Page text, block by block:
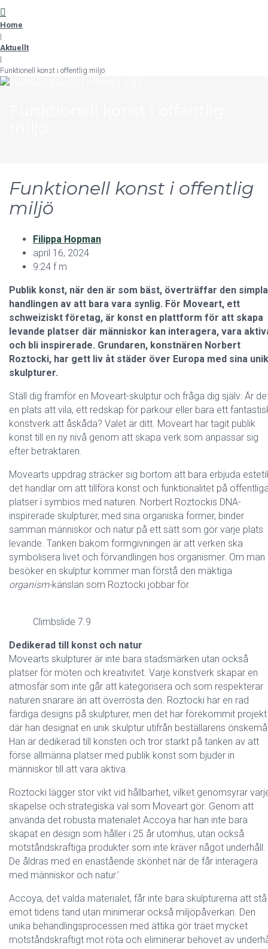
Home
|
Aktuellt
|
Funktionell konst i offentlig miljö
Funktionell konst i offentlig
miljö
Filippa Hopman
april 16, 2024
9:24 f m
Publik konst, när den är som bäst, överträffar den simpla
handlingen av att bara vara synlig. För Moveart, ett
schweiziskt företag, är konst en plattform för att skapa
levande platser där människor kan interagera, vara
och bli inspirerade. Grundaren, konstnären Norbert
Roztocki, har gett liv åt städer över Europa med sina
skulpturer.
Ställ dig framför en Moveart-skulptur och fråga dig själv: Är
en plats att vila, ett redskap för parkour eller bara ett
konstverk att åskåda? Valet är ditt. Moveart har tagit publik
konst till en ny nivå genom att skapa verk som anpassar sig
efter betraktaren.
Movearts uppdrag sträcker sig bortom att bara erbjuda
det handlar om att tillföra konst och funktionalitet på
platser i symbios med naturen. Norbert Roztockis DNA-
inspirerade skulpturer, med sina organiska former, binder
samman människor och natur på ett sätt som gör varje plats
levande. Tanken bakom formgivningen är att verken ska
symbolisera livet och förvandlingen hos organismer. Om man
besöker en skulptur kommer man förstå den mäktiga
organism-känslan som Roztocki jobbar för.
Climbslide 7.9
Dedikerad till konst och natur
Movearts skulpturer är inte bara stadsmärken utan också
platser för möten och kreativitet. Varje konstverk skapar en
atmosfär som inte går att kategorisera och som respekterar
naturen snarare än att överrösta den. Roztocki har en rad
färdiga designs på skulpturer, men det har förekommit projekt
där han designat en unik skulptur utifrån beställarens
Han är dedikerad till konsten och tror starkt på tanken av att
förse allmänna platser med publik konst som bjuder in
människor till att vara aktiva.
Roztocki lägger stor vikt vid hållbarhet, vilket genomsyrar
skapelse och strategiska val som Moveart gör. Genom att
använda det robusta materialet Accoya har han inte bara
skapat en design som håller i 25 år utomhus, utan också
motståndskraftiga produkter som inte kräver något underhåll.
De åldras med en enastående skönhet när de får interagera
med människor och natur.’
Accoya, det valda materialet, får inte bara skulpturerna att stå
emot tidens tand utan minimerar också miljöpåverkan. Den
unika behandlingsprocessen med ättika gör träet mycket
motståndskraftigt mot röta och eliminerar behovet av